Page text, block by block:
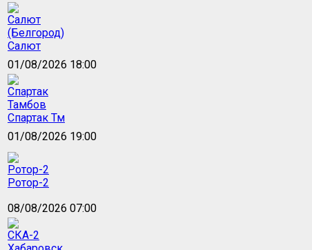
Салют
01/08/2026 18:00
Спартак Тм
01/08/2026 19:00
Ротор-2
08/08/2026 07:00